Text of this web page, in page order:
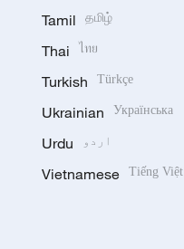
Tamil தமிழ்
Thai ไทย
Turkish Türkçe
Ukrainian Українська
Urdu اردو
Vietnamese Tiếng Việt